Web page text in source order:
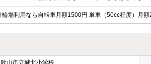
輪場利用なら自転車月額1500円 単車（50cc程度）月額